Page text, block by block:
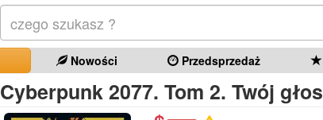
Nowości Przedsprzedaż
Cyberpunk 2077. Tom 2. Twój głos